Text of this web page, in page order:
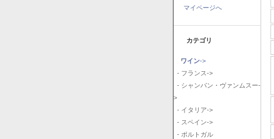
マイページへ
カテゴリ
ワイン->
- フランス->
- シャンパン・ヴァンムスー-
>
- イタリア->
- スペイン->
- ポルトガル